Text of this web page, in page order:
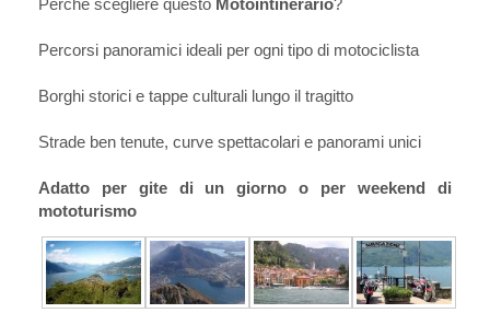
Perché scegliere questo Motointinerario?
Percorsi panoramici ideali per ogni tipo di motociclista
Borghi storici e tappe culturali lungo il tragitto
Strade ben tenute, curve spettacolari e panorami unici
Adatto per gite di un giorno o per weekend di
mototurismo